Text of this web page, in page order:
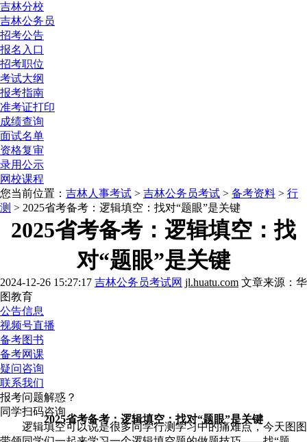
吉林分校
吉林公务员
招考公告
报名入口
招考职位
考试大纲
报考指南
准考证打印
成绩查询
面试名单
资格复审
录用公示
网校课程
您当前位置： 吉林人事考试 > 吉林公务员考试 > 备考资料 > 行
测 > 2025省考备考：逻辑填空：找对“题眼”是关键
2025省考备考：逻辑填空：找
对“题眼”是关键
2024-12-26 15:27:17 吉林公务员考试网 jl.huatu.com 文章来源：华
图教育
公告信息
视频号直播
备考图书
备考网课
疑问咨询
联系我们
报考问题解惑？
同学扫码咨询
2025省考备考：逻辑填空：找对“题眼”是关键
逻辑填空可以说是很多同学行测学习中的痛难点，今天图图